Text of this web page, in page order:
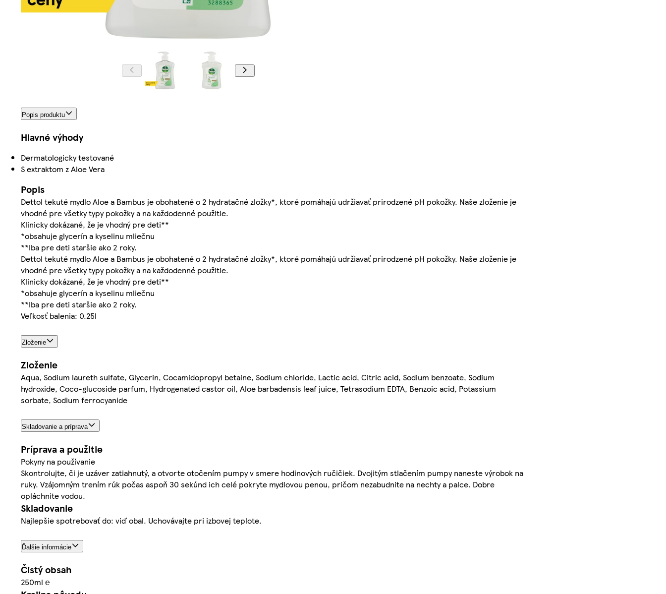
Popis produktu
Hlavné výhody
Dermatologicky testované
S extraktom z Aloe Vera
Popis
Dettol tekuté mydlo Aloe a Bambus je obohatené o 2 hydratačné zložky*, ktoré pomáhajú udržiavať prirodzené pH pokožky. Naše zloženie je
vhodné pre všetky typy pokožky a na každodenné použitie.
Klinicky dokázané, že je vhodný pre deti**
*obsahuje glycerín a kyselinu mliečnu
**Iba pre deti staršie ako 2 roky.
Dettol tekuté mydlo Aloe a Bambus je obohatené o 2 hydratačné zložky*, ktoré pomáhajú udržiavať prirodzené pH pokožky. Naše zloženie je
vhodné pre všetky typy pokožky a na každodenné použitie.
Klinicky dokázané, že je vhodný pre deti**
*obsahuje glycerín a kyselinu mliečnu
**Iba pre deti staršie ako 2 roky.
Veľkosť balenia: 0.25l
Zloženie
Zloženie
Aqua, Sodium laureth sulfate, Glycerin, Cocamidopropyl betaine, Sodium chloride, Lactic acid, Citric acid, Sodium benzoate, Sodium
hydroxide, Coco-glucoside parfum, Hydrogenated castor oil, Aloe barbadensis leaf juice, Tetrasodium EDTA, Benzoic acid, Potassium
sorbate, Sodium ferrocyanide
Skladovanie a príprava
Príprava a použitie
Pokyny na používanie
Skontrolujte, či je uzáver zatiahnutý, a otvorte otočením pumpy v smere hodinových ručičiek. Dvojitým stlačením pumpy naneste výrobok na
ruky. Vzájomným trením rúk počas aspoň 30 sekúnd ich celé pokryte mydlovou penou, pričom nezabudnite na nechty a palce. Dobre
opláchnite vodou.
Skladovanie
Najlepšie spotrebovať do: viď obal. Uchovávajte pri izbovej teplote.
Ďalšie informácie
Čistý obsah
250ml ℮